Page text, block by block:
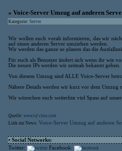
» Voice-Server Umzug auf anderen
Kategorie: Server
Wir wollen euch vorab informieren, das wir
auf einen anderen Server umziehen werden.
Wir werden das ganze so planen das die
Für euch als Benutzer ändert sich wenn ihr wie
Die neuen IPs werden wir zeitnah bekannt geben.
Von diesem Umzug sind ALLE Voice-Server
Nähere Details werden wir kurz vor dem Umzug
Wir wünschen euch weiterhin viel Spass auf
Quelle: www.isf-clan.com
Link zur News: Voice-Server Umzug auf anderen
• Social Networks:
Twitter:
Facebook: